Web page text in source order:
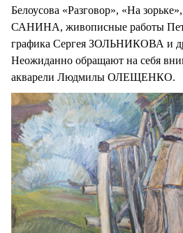
Белоусова «Разговор», «На
САНИНА, живописные работы
графика Сергея ЗОЛЬНИКОВА и
Неожиданно обращают на себя
акварели Людмилы ОЛЕЩЕНКО.